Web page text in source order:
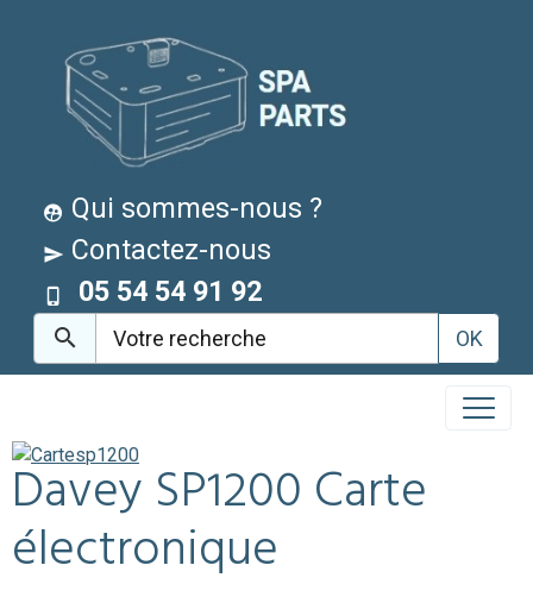
Qui sommes-nous ?
Contactez-nous
05 54 54 91 92
OK
Davey SP1200 Carte
électronique